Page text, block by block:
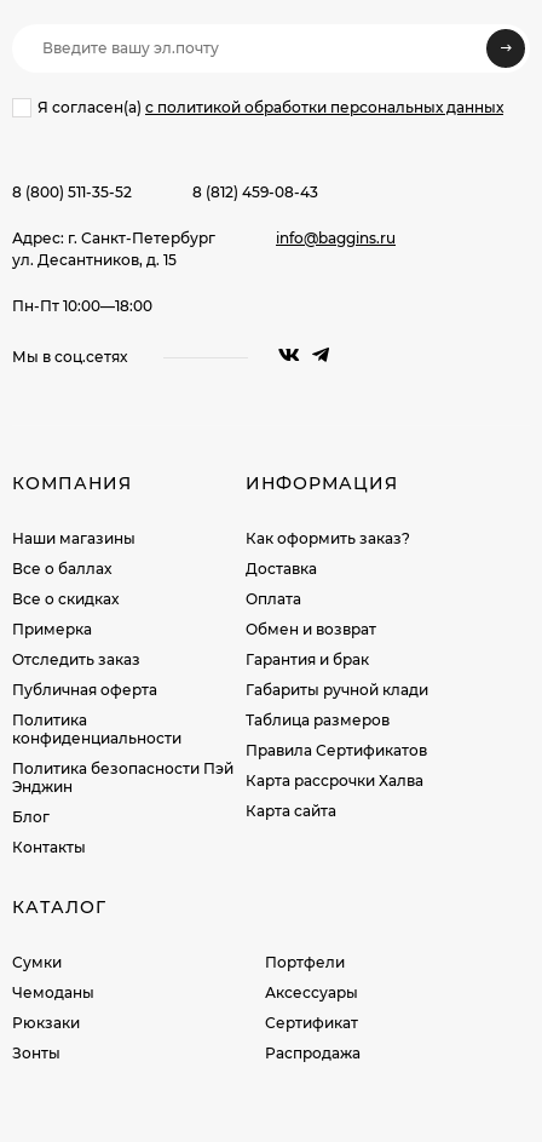
Я согласен(a) с политикой обработки персональных данных
8 (800) 511-35-52 8 (812) 459-08-43
Адрес: г. Санкт-Петербург
ул. Десантников, д. 15
info@baggins.ru
Пн-Пт 10:00—18:00
Мы в соц.сетях
КОМПАНИЯ
Наши магазины
Все о баллах
Все о скидках
Примерка
Отследить заказ
Публичная оферта
Политика
конфиденциальности
Политика безопасности Пэй
Энджин
Блог
Контакты
ИНФОРМАЦИЯ
Как оформить заказ?
Доставка
Оплата
Обмен и возврат
Гарантия и брак
Габариты ручной клади
Таблица размеров
Правила Сертификатов
Карта рассрочки Халва
Карта сайта
КАТАЛОГ
Сумки
Чемоданы
Рюкзаки
Зонты
Портфели
Аксессуары
Сертификат
Распродажа